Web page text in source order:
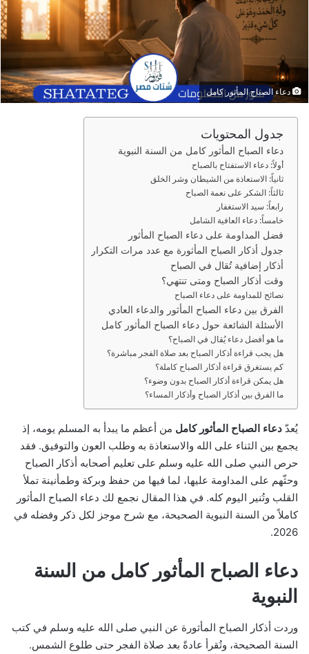
ل
ك
ت
و
ن
ي
دعاء الصباح المأثور كامل
جدول المحتويات
دعاء الصباح المأثور كامل من السنة النبوية
أولاً: دعاء الاستفتاح بالصباح
ثانياً: الاستعاذة من الشيطان وشر الخلق
ثالثاً: الشكر على نعمة الصباح
رابعاً: سيد الاستغفار
خامساً: دعاء العافية الشامل
فضل المداومة على دعاء الصباح المأثور
جدول أذكار الصباح المأثورة مع عدد مرات التكرار
أذكار إضافية تُقال في الصباح
وقت أذكار الصباح ومتى تنتهي؟
نصائح للمداومة على دعاء الصباح
الفرق بين دعاء الصباح المأثور والدعاء العادي
الأسئلة الشائعة حول دعاء الصباح المأثور كامل
ما هو أفضل دعاء يُقال في الصباح؟
هل يجب قراءة أذكار الصباح بعد صلاة الفجر مباشرة؟
كم يستغرق قراءة أذكار الصباح كاملة؟
هل يمكن قراءة أذكار الصباح بدون وضوء؟
ما الفرق بين أذكار الصباح وأذكار المساء؟
يُعدّ دعاء الصباح المأثور كامل من أعظم ما يبدأ به المسلم يومه، إذ
يجمع بين الثناء على الله والاستعاذة به وطلب العون والتوفيق. فقد
حرص النبي صلى الله عليه وسلم على تعليم أصحابه أذكار الصباح
وحثّهم على المداومة عليها، لما فيها من حفظ وبركة وطمأنينة تملأ
القلب وتُنير اليوم كله. في هذا المقال نجمع لك دعاء الصباح المأثور
كاملاً من السنة النبوية الصحيحة، مع شرح موجز لكل ذكر وفضله في
2026.
دعاء الصباح المأثور كامل من السنة
النبوية
وردت أذكار الصباح المأثورة عن النبي صلى الله عليه وسلم في كتب
السنة الصحيحة، وتُقرأ عادةً بعد صلاة الفجر حتى طلوع الشمس.